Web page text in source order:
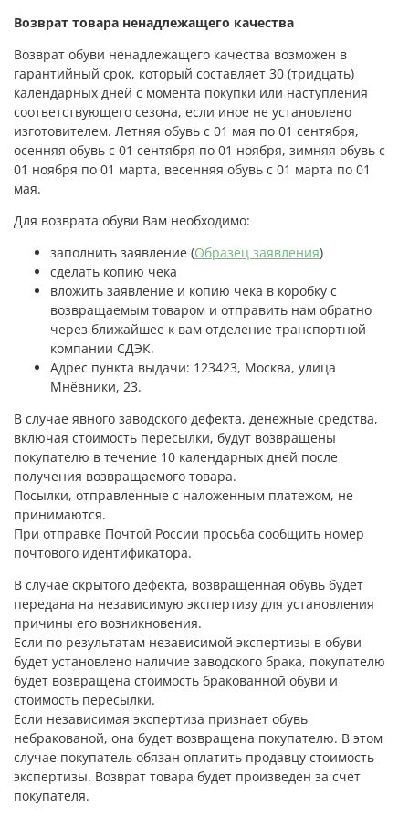
Возврат товара ненадлежащего качества
Возврат обуви ненадлежащего качества возможен в
гарантийный срок, который составляет 30 (тридцать)
календарных дней с момента покупки или наступления
соответствующего сезона, если иное не установлено
изготовителем. Летняя обувь с 01 мая по 01 сентября,
осенняя обувь с 01 сентября по 01 ноября, зимняя обувь с
01 ноября по 01 марта, весенняя обувь с 01 марта по 01
мая.
Для возврата обуви Вам необходимо:
заполнить заявление (Образец заявления)
сделать копию чека
вложить заявление и копию чека в коробку с
возвращаемым товаром и отправить нам обратно
через ближайшее к вам отделение транспортной
компании СДЭК.
Адрес пункта выдачи: 123423, Москва, улица
Мнёвники, 23.
В случае явного заводского дефекта, денежные средства,
включая стоимость пересылки, будут возвращены
покупателю в течение 10 календарных дней после
получения возвращаемого товара.
Посылки, отправленные с наложенным платежом, не
принимаются.
При отправке Почтой России просьба сообщить номер
почтового идентификатора.
В случае скрытого дефекта, возвращенная обувь будет
передана на независимую экспертизу для установления
причины его возникновения.
Если по результатам независимой экспертизы в обуви
будет установлено наличие заводского брака, покупателю
будет возвращена стоимость бракованной обуви и
стоимость пересылки.
Если независимая экспертиза признает обувь
небракованой, она будет возвращена покупателю. В этом
случае покупатель обязан оплатить продавцу стоимость
экспертизы. Возврат товара будет произведен за счет
покупателя.